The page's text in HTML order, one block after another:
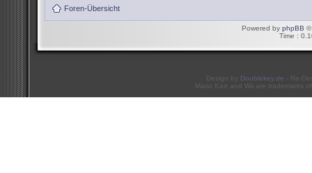
Foren-Übersicht
Powered by phpBB ©
Time :
Design by Doublekey.de - Re-
Mario Kart and Wii are trademarks